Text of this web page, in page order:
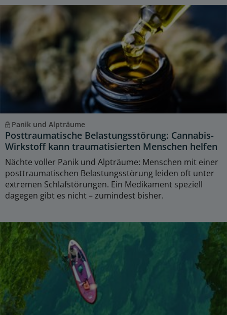
Panik und Alpträume
Posttraumatische Belastungsstörung: Cannabis-
Wirkstoff kann traumatisierten Menschen helfen
Nächte voller Panik und Alpträume: Menschen mit einer
posttraumatischen Belastungsstörung leiden oft unter
extremen Schlafstörungen. Ein Medikament speziell
dagegen gibt es nicht – zumindest bisher.